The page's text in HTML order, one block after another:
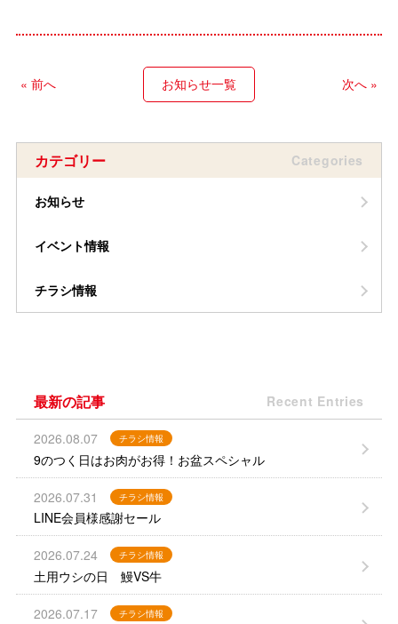
« 前へ お知らせ一覧 次へ »
カテゴリー Categories
お知らせ
イベント情報
チラシ情報
最新の記事 Recent Entries
2026.08.07 チラシ情報
9のつく日はお肉がお得！お盆スペシャル
2026.07.31 チラシ情報
LINE会員様感謝セール
2026.07.24 チラシ情報
土用ウシの日 鰻VS牛
2026.07.17 チラシ情報